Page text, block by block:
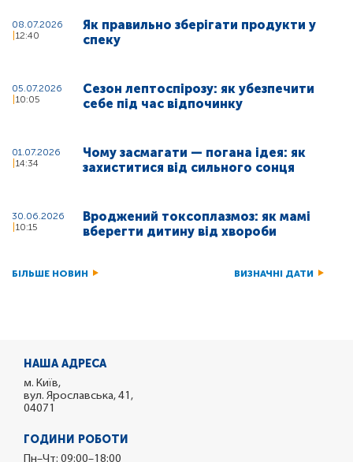
08.07.2026
12:40
Як правильно зберігати продукти у
спеку
05.07.2026
10:05
Сезон лептоспірозу: як убезпечити
себе під час відпочинку
01.07.2026
14:34
Чому засмагати — погана ідея: як
захиститися від сильного сонця
30.06.2026
10:15
Вроджений токсоплазмоз: як мамі
вберегти дитину від хвороби
БІЛЬШЕ НОВИН ВИЗНАЧНІ ДАТИ
НАША АДРЕСА
м. Київ,
вул. Ярославська, 41,
04071
ГОДИНИ РОБОТИ
Пн–Чт: 09:00–18:00